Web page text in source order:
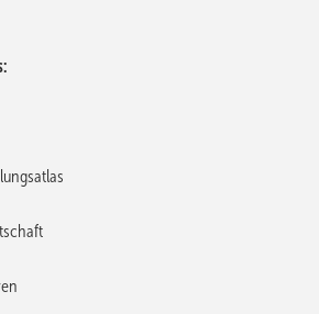
der Dachdecker bewertet die Kooperation
als sehr gut.